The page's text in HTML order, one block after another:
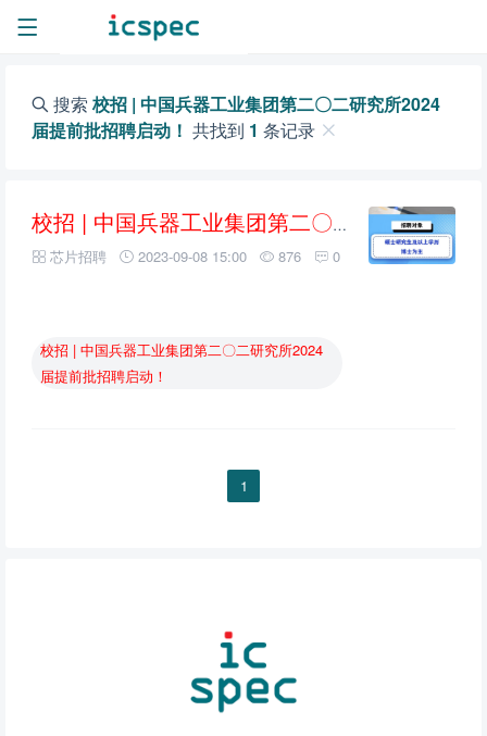
搜索 校招 | 中国兵器工业集团第二〇二研究所2024
届提前批招聘启动！ 共找到 1 条记录
校招 | 中国兵器工业集团第二〇二研究所2024届提前批招聘启动！
芯片招聘 2023-09-08 15:00 876 0
校招 | 中国兵器工业集团第二〇二研究所2024
届提前批招聘启动！
1